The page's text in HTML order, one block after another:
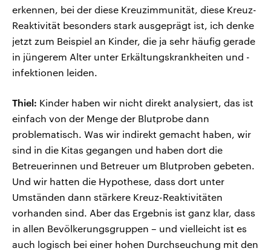
erkennen, bei der diese Kreuzimmunität, diese Kreuz-
Reaktivität besonders stark ausgeprägt ist, ich denke
jetzt zum Beispiel an Kinder, die ja sehr häufig gerade
in jüngerem Alter unter Erkältungskrankheiten und -
infektionen leiden.
Thiel: Kinder haben wir nicht direkt analysiert, das ist
einfach von der Menge der Blutprobe dann
problematisch. Was wir indirekt gemacht haben, wir
sind in die Kitas gegangen und haben dort die
Betreuerinnen und Betreuer um Blutproben gebeten.
Und wir hatten die Hypothese, dass dort unter
Umständen dann stärkere Kreuz-Reaktivitäten
vorhanden sind. Aber das Ergebnis ist ganz klar, dass
in allen Bevölkerungsgruppen – und vielleicht ist es
auch logisch bei einer hohen Durchseuchung mit den